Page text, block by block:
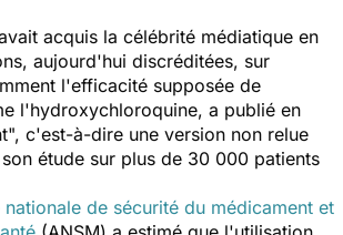
acquis la célébrité médiatique en
aujourd'hui discréditées, sur
l'efficacité supposée de
l'hydroxychloroquine, a publié en
c'est-à-dire une version non relue
étude sur plus de 30 000 patients
nationale de sécurité du médicament et